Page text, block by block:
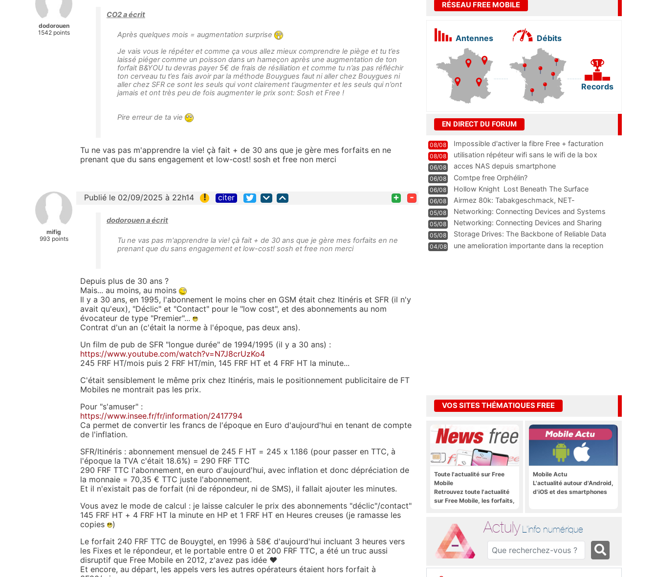
dodorouen
1542 points
CO2 a écrit
Après quelques mois = augmentation surprise
Je vais vous le répéter et comme ça vous allez mieux comprendre le piège et tu t’es
laissé piéger comme un poisson dans un hameçon après une augmentation de ton
forfait B&YOU tu devras payer 5€ de frais de résiliation et comme tu n’as pas réfléchir
ton cerveau tu t’es fais avoir par la méthode Bouygues faut ni aller chez Bouygues ni
aller chez SFR ce sont les seuls qui vont clairement t’augmenter et les seuls qui n’ont
jamais et ont très peu de fois augmenter le prix sont: Sosh et Free !
Pire erreur de ta vie
Tu ne vas pas m'apprendre la vie! çà fait + de 30 ans que je gère mes forfaits en ne
prenant que du sans engagement et low-cost! sosh et free non merci
mifig
993 points
Publié le 02/09/2025 à 22h14 ! citer + -
dodorouen a écrit
Tu ne vas pas m'apprendre la vie! çà fait + de 30 ans que je gère mes forfaits en ne
prenant que du sans engagement et low-cost! sosh et free non merci
Depuis plus de 30 ans ?
Mais... au moins, au moins
Il y a 30 ans, en 1995, l'abonnement le moins cher en GSM était chez Itinéris et SFR (il n'y
avait qu'eux), "Déclic" et "Contact" pour le "low cost", et des abonnements au nom
évocateur de type "Premier"...
Contrat d'un an (c'était la norme à l'époque, pas deux ans).
Un film de pub de SFR "longue durée" de 1994/1995 (il y a 30 ans) :
https://www.youtube.com/watch?v=N7J8crUzKo4
245 FRF HT/mois puis 2 FRF HT/min, 145 FRF HT et 4 FRF HT la minute...
C'était sensiblement le même prix chez Itinéris, mais le positionnement publicitaire de FT
Mobiles ne montrait pas les prix.
Pour "s'amuser" :
https://www.insee.fr/fr/information/2417794
Ca permet de convertir les francs de l'époque en Euro d'aujourd'hui en tenant de compte
de l'inflation.
SFR/Itinéris : abonnement mensuel de 245 F HT = 245 x 1.186 (pour passer en TTC, à
l'époque la TVA c'était 18.6%) = 290 FRF TTC
290 FRF TTC l'abonnement, en euro d'aujourd'hui, avec inflation et donc dépréciation de
la monnaie = 70,35 € TTC juste l'abonnement.
Et il n'existait pas de forfait (ni de répondeur, ni de SMS), il fallait ajouter les minutes.
Vous avez le mode de calcul : je laisse calculer le prix des abonnements "déclic"/contact"
145 FRF HT + 4 FRF HT la minute en HP et 1 FRF HT en Heures creuses (je ramasse les
copies
)
Le forfait 240 FRF TTC de Bouygtel, en 1996 à 58€ d'aujourd'hui incluant 3 heures vers
les Fixes et le répondeur, et le portable entre 0 et 200 FRF TTC, a été un truc aussi
disruptif que Free Mobile en 2012, z'avez pas idée ♥
Et encore, au départ, les appels vers les autres opérateurs étaient hors forfait à
RÉSEAU FREE MOBILE
Antennes Débits
Records
EN DIRECT DU FORUM
08/08
Impossible d'activer la fibre Free + facturation
résiliation
08/08 utilisation répéteur wifi sans le wifi de la box
06/08 acces NAS depuis smartphone
06/08 Comtpe free Orphélin?
06/08 Hollow Knight  Lost Beneath The Surface
06/08
Airmez 80k: Tabakgeschmack, NET-
Technologie und Leistung im
05/08 Networking: Connecting Devices and Systems
05/08
Networking: Connecting Devices and Sharing
Information
05/08
Storage Drives: The Backbone of Reliable Data
Management
04/08
une amelioration importante dans la reception
VOS SITES THÉMATIQUES FREE
Toute l'actualité sur Free
Mobile
Retrouvez toute l'actualité
sur Free Mobile, les forfaits,
bien plus encore
Mobile Actu
L'actualité autour d'Android,
d'iOS et des smartphones
Actuly L'info numérique